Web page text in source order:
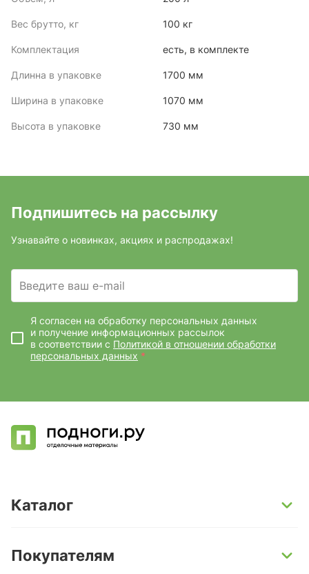
Вес брутто, кг 100 кг
Комплектация есть, в комплекте
Длинна в упаковке 1700 мм
Ширина в упаковке 1070 мм
Высота в упаковке 730 мм
Подпишитесь на рассылку
Узнавайте о новинках, акциях и распродажах!
Введите ваш e-mail
Я согласен на обработку персональных данных
и получение информационных рассылок
в соответствии с Политикой в отношении обработки
персональных данных *
Каталог
Кварц-винил и LVT-плитка
Покупателям